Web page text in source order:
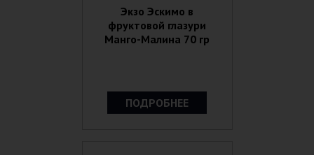
Экзо Эскимо в
фруктовой глазури
Манго-Малина 70 гр
ПОДРОБНЕЕ